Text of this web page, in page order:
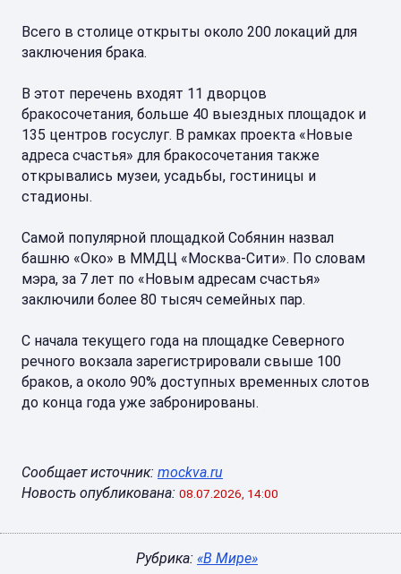
Всего в столице открыты около 200 локаций для
заключения брака.
В этот перечень входят 11 дворцов
бракосочетания, больше 40 выездных площадок и
135 центров госуслуг. В рамках проекта «Новые
адреса счастья» для бракосочетания также
открывались музеи, усадьбы, гостиницы и
стадионы.
Самой популярной площадкой Собянин назвал
башню «Око» в ММДЦ «Москва-Сити». По словам
мэра, за 7 лет по «Новым адресам счастья»
заключили более 80 тысяч семейных пар.
С начала текущего года на площадке Северного
речного вокзала зарегистрировали свыше 100
браков, а около 90% доступных временных слотов
до конца года уже забронированы.
Сообщает источник: mockva.ru
Новость опубликована: 08.07.2026, 14:00
Рубрика: «В Мире»